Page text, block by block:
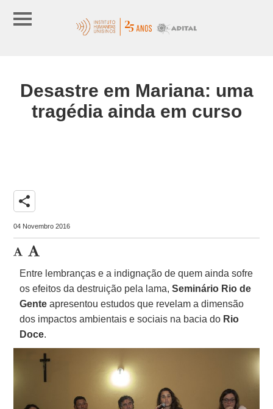
Desastre em Mariana: uma
tragédia ainda em curso
share
04 Novembro 2016
Entre lembranças e a indignação de quem ainda sofre
os efeitos da destruição pela lama,Seminário Rio de
Gente apresentou estudos que revelam a dimensão
dos impactos ambientais e sociais na bacia do Rio
Doce.